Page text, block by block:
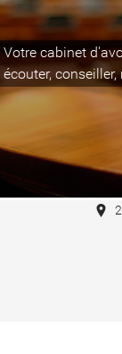
Votre cabinet
écouter,